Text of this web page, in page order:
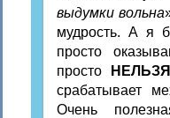
выдумки вольна
мудрость. А я
просто
просто
срабатывает
Очень